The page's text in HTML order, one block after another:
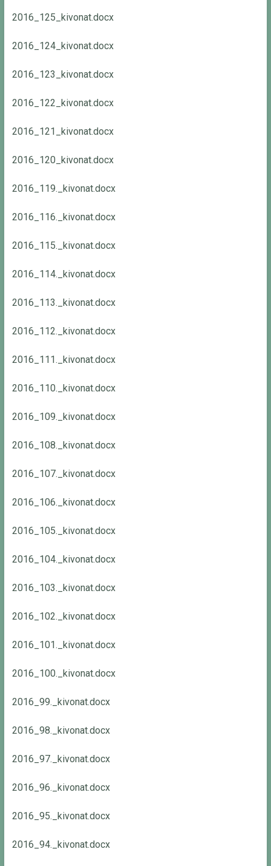
2016_125_kivonat.docx
2016_124_kivonat.docx
2016_123_kivonat.docx
2016_122_kivonat.docx
2016_121_kivonat.docx
2016_120_kivonat.docx
2016_119._kivonat.docx
2016_116._kivonat.docx
2016_115._kivonat.docx
2016_114._kivonat.docx
2016_113._kivonat.docx
2016_112._kivonat.docx
2016_111._kivonat.docx
2016_110._kivonat.docx
2016_109._kivonat.docx
2016_108._kivonat.docx
2016_107._kivonat.docx
2016_106._kivonat.docx
2016_105._kivonat.docx
2016_104._kivonat.docx
2016_103._kivonat.docx
2016_102._kivonat.docx
2016_101._kivonat.docx
2016_100._kivonat.docx
2016_99._kivonat.docx
2016_98._kivonat.docx
2016_97._kivonat.docx
2016_96._kivonat.docx
2016_95._kivonat.docx
2016_94._kivonat.docx